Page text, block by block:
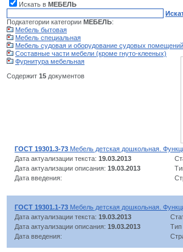
Искать в МЕБЕЛЬ
Подкатегории категории МЕБЕЛЬ:
Мебель бытовая
Мебель специальная
Мебель судовая и оборудование судовых помещений
Составные части мебели (кроме гнуто-клееных)
Фурнитура мебельная
Содержит 15 документов
ГОСТ 19301.3-73 Мебель детская дошкольная.
Дата актуализации текста: 19.03.2013
Дата актуализации описания: 19.03.2013
Дата введения:
ГОСТ 19301.1-73 Мебель детская дошкольная.
Дата актуализации текста: 19.03.2013
Дата актуализации описания: 19.03.2013 Тип
Дата введения: